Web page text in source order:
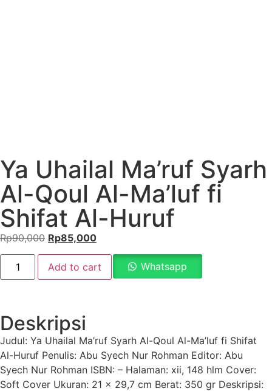
Ya Uhailal Ma’ruf Syarh
Al-Qoul Al-Ma’luf fi
Shifat Al-Huruf
Rp90,000 Rp85,000
Add to cart Whatsapp
Deskripsi
Judul: Ya Uhailal Ma’ruf Syarh Al-Qoul Al-Ma’luf fi Shifat
Al-Huruf Penulis: Abu Syech Nur Rohman Editor: Abu
Syech Nur Rohman ISBN: – Halaman: xii, 148 hlm Cover:
Soft Cover Ukuran: 21 x 29,7 cm Berat: 350 gr Deskripsi: